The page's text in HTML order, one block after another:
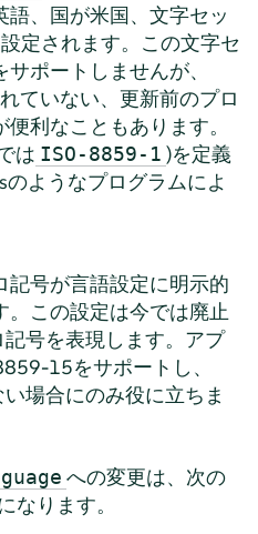
語、国が米国、文字セッ
定されます。この文字セ
ポートしませんが、
ていない、更新前のプロ
利なこともあります。
は ISO-8859-1 )を定義
ようなプログラムによ
記号が言語設定に明示的
。この設定は今では廃止
号を表現します。アプ
15をサポートし、
場合にのみ役に立ちま
への変更は、次の
なります。